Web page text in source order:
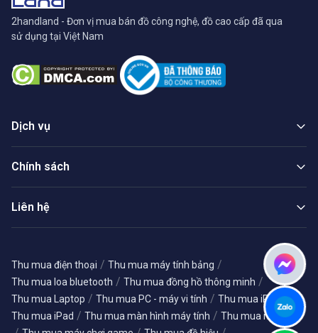
2handland - Đơn vị mua bán đồ công nghệ, đồ cao cấp đã qua
sử dụng tại Việt Nam
Dịch vụ
Chính sách
Liên hệ
Thu mua điện thoại / Thu mua máy tính bảng /
Thu mua loa bluetooth / Thu mua đồng hồ thông minh /
Thu mua Laptop / Thu mua PC - máy vi tính / Thu mua iPhone /
Thu mua iPad / Thu mua màn hình máy tính / Thu mua máy ảnh